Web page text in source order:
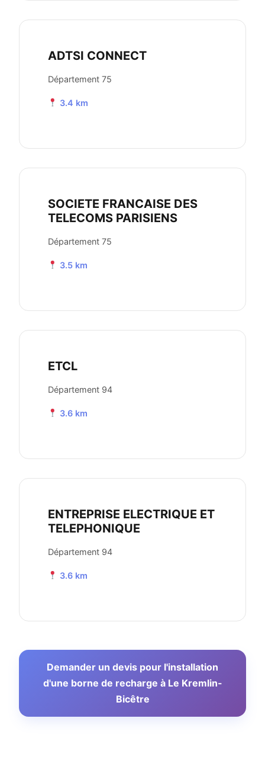
ADTSI CONNECT
Département 75
3.4 km
SOCIETE FRANCAISE DES
TELECOMS PARISIENS
Département 75
3.5 km
ETCL
Département 94
3.6 km
ENTREPRISE ELECTRIQUE ET
TELEPHONIQUE
Département 94
3.6 km
Demander un devis pour l'installation
d'une borne de recharge à Le Kremlin-
Bicêtre